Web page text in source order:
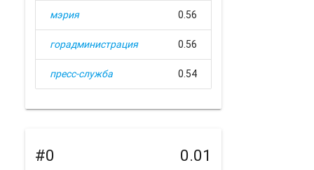
мэрия 0.56
горадминистрация 0.56
пресс-служба 0.54
#0 0.01